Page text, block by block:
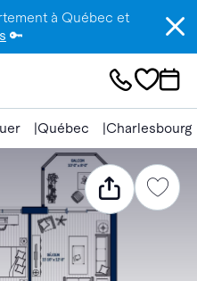
à Québec et
🔑
Québec Charlesbourg